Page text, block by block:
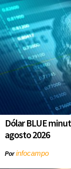
Dólar BLUE
agosto 2026
Porinfocampo